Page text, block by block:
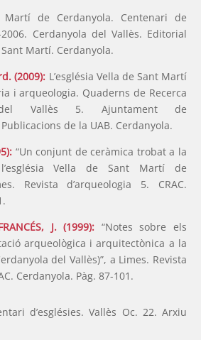
Martí de Cerdanyola. Centenari de
2006. Cerdanyola del Vallès. Editorial
Martí. Cerdanyola.
(2009): L’església Vella de Sant Martí
i arqueologia. Quaderns de Recerca
Vallès 5. Ajuntament de
de la UAB. Cerdanyola.
“Un conjunt de ceràmica trobat a la
Vella de Sant Martí de
Revista d’arqueologia 5. CRAC.
J. (1999): “Notes sobre els
arqueològica i arquitectònica a la
del Vallès)”, a Limes. Revista
Cerdanyola. Pàg. 87-101.
d’esglésies. Vallès Oc. 22. Arxiu